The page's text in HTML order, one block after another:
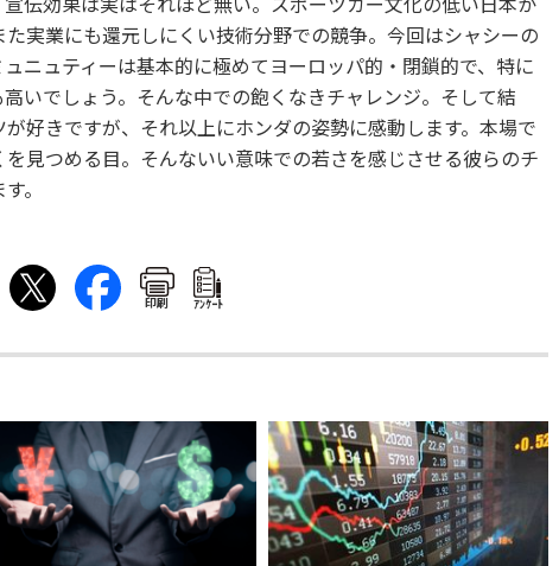
実業にも還元しにくい技術分野での競争。今回はシャシーの
ニュティーは基本的に極めてヨーロッパ的・閉鎖的で、特に
いでしょう。そんな中での飽くなきチャレンジ。そして結
好きですが、それ以上にホンダの姿勢に感動します。本場で
見つめる目。そんないい意味での若さを感じさせる彼らのチ
。
印刷 ｱﾝｹｰﾄ